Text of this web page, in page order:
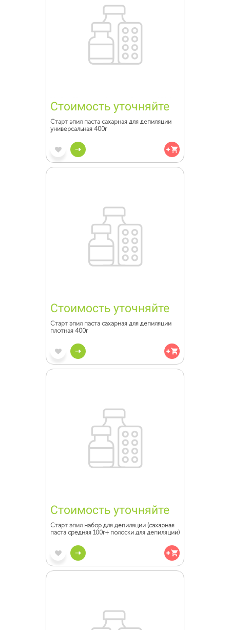
Стоимость уточняйте
Старт эпил паста сахарная для депиляции
универсальная 400г
Стоимость уточняйте
Старт эпил паста сахарная для депиляции
плотная 400г
Стоимость уточняйте
Старт эпил набор для депиляции (сахарная
паста средняя 100г+ полоски для депиляции)